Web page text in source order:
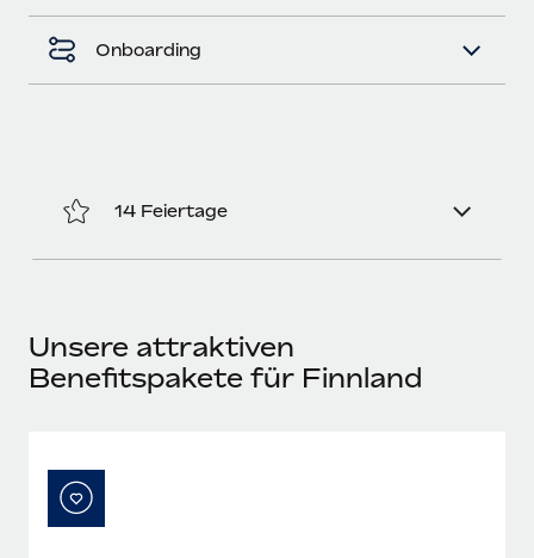
Mehr erfahren
Onboarding
14 Feiertage
Unsere attraktiven
Benefitspakete für Finnland